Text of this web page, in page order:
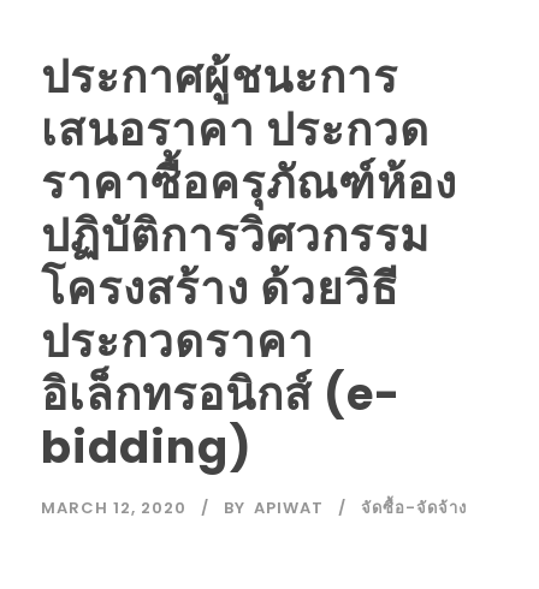
ประกาศผู้ชนะการ
เสนอราคา ประกวด
ราคาซื้อครุภัณฑ์ห้อง
ปฏิบัติการวิศวกรรม
โครงสร้าง ด้วยวิธี
ประกวดราคา
อิเล็กทรอนิกส์ (e-
bidding)
MARCH 12, 2020 BY APIWAT จัดซื้อ-จัดจ้าง